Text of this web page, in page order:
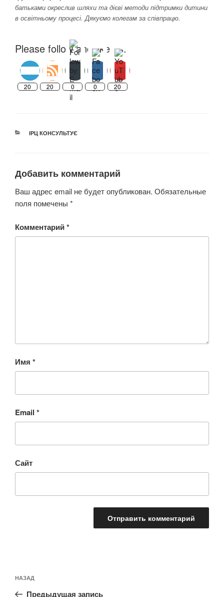
батьками окреслив шляхи та дієві методи підтримки дитини
в освітньому процесі. Дякуємо колегам за співпрацю.
Please follow and like us:
20 20 0 0 20
РУБРИКИ
ІРЦ КОНСУЛЬТУЄ
Добавить комментарий
Ваш адрес email не будет опубликован. Обязательные
поля помечены *
Комментарий*
Имя *
Email *
Сайт
по
Предыдущая
запись:
НАЗАД
Предыдущая запись